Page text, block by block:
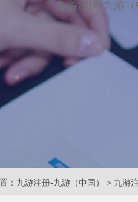
九游注册-九游
： 九游注册-九游（中国） > 九游